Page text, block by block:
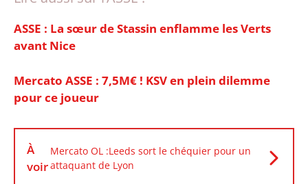
ASSE : La sœur de Stassin enflamme les Verts
avant Nice
‎Mercato ASSE : 7,5M€ ! KSV en plein dilemme
pour ce joueur
À
voir
Mercato OL :Leeds sort le chéquier pour un
attaquant de Lyon